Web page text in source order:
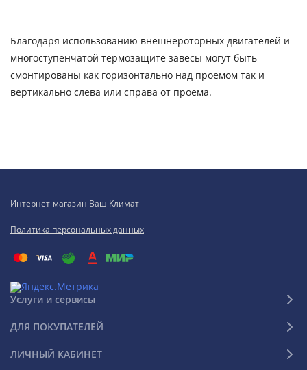
Благодаря использованию внешнероторных двигателей и
многоступенчатой термозащите завесы могут быть
смонтированы как горизонтально над проемом так и
вертикально слева или справа от проема.
Интернет-магазин Ваш Климат
Политика персональных данных
Услуги и сервисы
ДЛЯ ПОКУПАТЕЛЕЙ
ЛИЧНЫЙ КАБИНЕТ